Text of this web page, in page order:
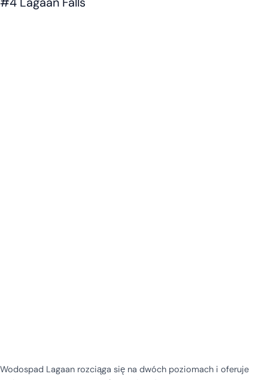
Wodospad Lagaan rozciąga się na dwóch poziomach i oferuje